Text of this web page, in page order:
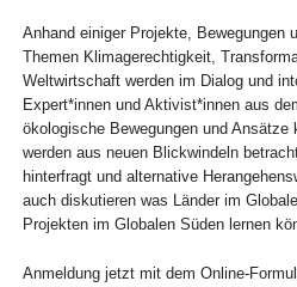
Anhand einiger Projekte, Bewegungen
Themen Klimagerechtigkeit,
Weltwirtschaft werden im Dialog und
Expert*innen und Aktivist*innen aus
ökologische Bewegungen und Ansätze
werden aus neuen Blickwindeln
hinterfragt und alternative
auch diskutieren was Länder im
Projekten im Globalen Süden lernen
Anmeldung jetzt mit dem Online-